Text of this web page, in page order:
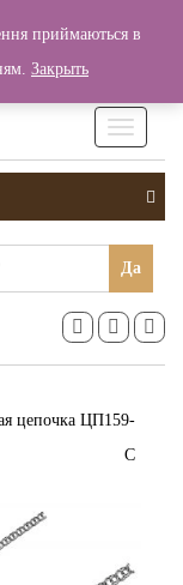
0 грн.
Да
цепочка ЦП159-
С
приймаються в
Закрыть